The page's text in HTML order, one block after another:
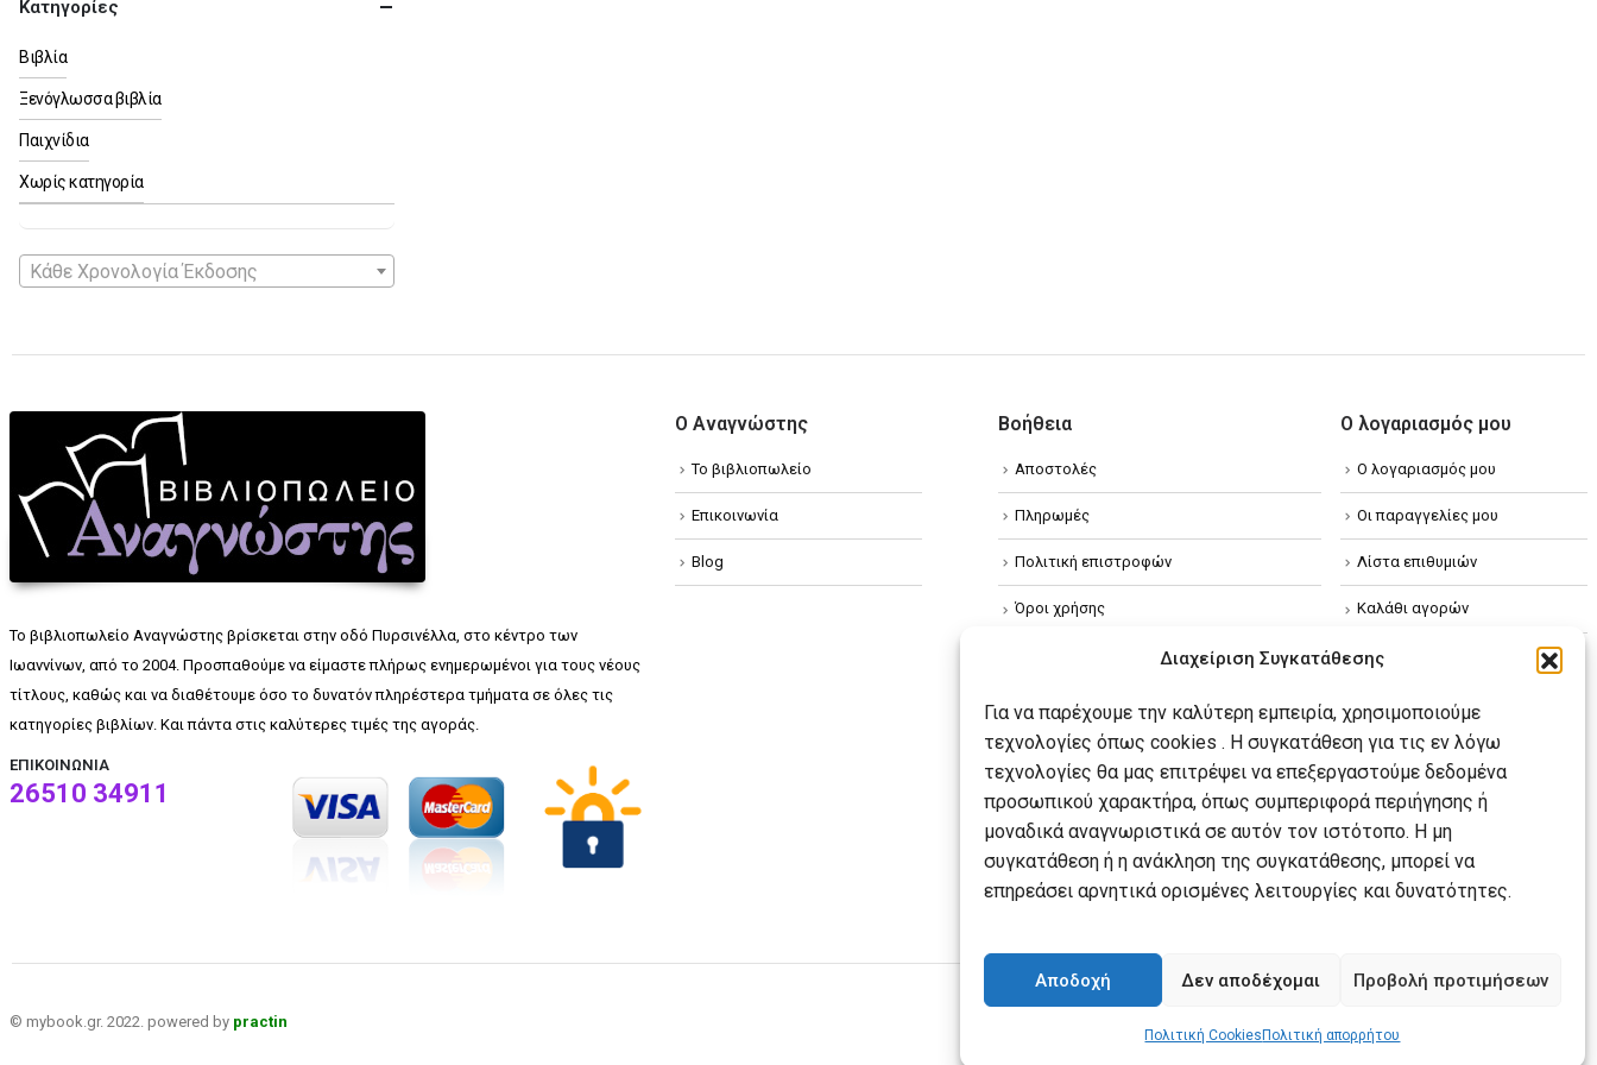
Διαχείριση Συγκατάθεσης
Για να παρέχουμε την καλύτερη εμπειρία, χρησιμοποιούμε
τεχνολογίες όπως cookies . Η συγκατάθεση για τις εν λόγω
τεχνολογίες θα μας επιτρέψει να επεξεργαστούμε δεδομένα
προσωπικού χαρακτήρα, όπως συμπεριφορά περιήγησης ή
μοναδικά αναγνωριστικά σε αυτόν τον ιστότοπο. Η μη
συγκατάθεση ή η ανάκληση της συγκατάθεσης, μπορεί να
επηρεάσει αρνητικά ορισμένες λειτουργίες και δυνατότητες.
Αποδοχή Δεν αποδέχομαι Προβολή προτιμήσεων
Πολιτική Cookies Πολιτική απορρήτου
Κατηγορίες
Βιβλία
Ξενόγλωσσα βιβλία
Παιχνίδια
Χωρίς κατηγορία
Κάθε Χρονολογία Έκδοσης
Το βιβλιοπωλείο Αναγνώστης βρίσκεται στην οδό Πυρσινέλλα, στο κέντρο των
Ιωαννίνων, από το 2004. Προσπαθούμε να είμαστε πλήρως ενημερωμένοι για τους νέους
τίτλους, καθώς και να διαθέτουμε όσο το δυνατόν πληρέστερα τμήματα σε όλες τις
κατηγορίες βιβλίων. Και πάντα στις καλύτερες τιμές της αγοράς.
ΕΠΙΚΟΙΝΩΝΊΑ
26510 34911
Ο Αναγνώστης
Το βιβλιοπωλείο
Επικοινωνία
Blog
Βοήθεια
Αποστολές
Πληρωμές
Πολιτική επιστροφών
Όροι χρήσης
Πολιτική απορρήτου
Πολιτική Cookies
Ο λογαριασμός μου
Ο λογαριασμός μου
Οι παραγγελίες μου
Λίστα επιθυμιών
Καλάθι αγορών
© mybook.gr. 2022. powered by practin